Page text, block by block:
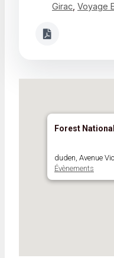
Girac Voyage
Forest National
duden, Avenue
Évènements